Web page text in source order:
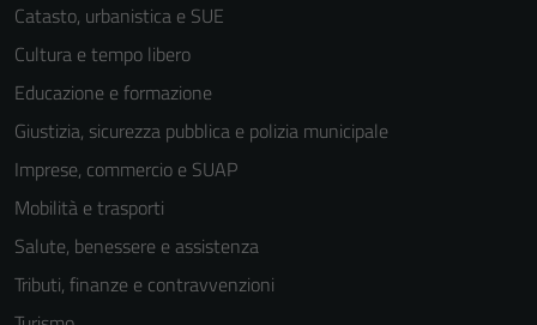
Catasto, urbanistica e SUE
Cultura e tempo libero
Educazione e formazione
Giustizia, sicurezza pubblica e polizia municipale
Imprese, commercio e SUAP
Mobilità e trasporti
Salute, benessere e assistenza
Tributi, finanze e contravvenzioni